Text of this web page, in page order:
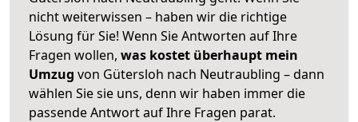
nicht weiterwissen – haben wir die richtige
Lösung für Sie! Wenn Sie Antworten auf Ihre
Fragen wollen, was kostet überhaupt mein
Umzug von Gütersloh nach Neutraubling – dann
wählen Sie sie uns, denn wir haben immer die
passende Antwort auf Ihre Fragen parat.